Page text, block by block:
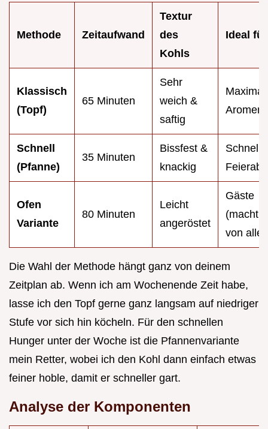
Methode Zeitaufwand
Textur
des
Kohls
Ideal für
Klassisch
(Topf)
65 Minuten
Sehr
weich &
saftig
Schnell
(Pfanne)
35 Minuten
Bissfest &
knackig
Ofen
Variante
80 Minuten
Leicht
angeröstet
Gäste
(macht
von
Die Wahl der Methode hängt ganz von deinem
Zeitplan ab. Wenn ich am Wochenende Zeit habe,
lasse ich den Topf gerne ganz langsam auf niedriger
Stufe vor sich hin köcheln. Für den schnellen
Hunger unter der Woche ist die Pfannenvariante
mein Retter, wobei ich den Kohl dann einfach etwas
feiner hoble, damit er schneller gart.
Analyse der Komponenten